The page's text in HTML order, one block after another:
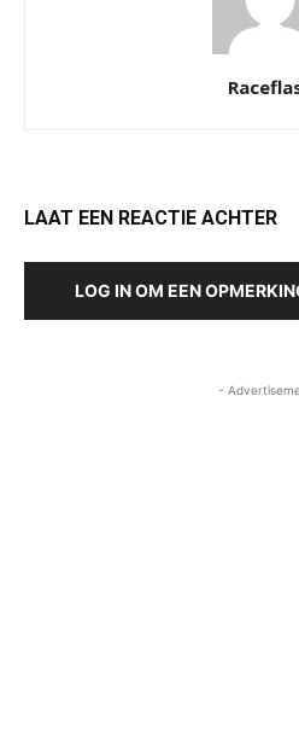
LAAT EEN REACTIE ACHTER
LOG IN OM EEN
-